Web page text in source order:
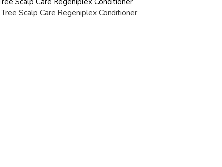
Scalp Care Regeniplex Conditioner